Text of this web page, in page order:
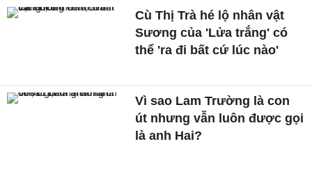
Cù Thị Trà hé lộ nhân vật
Sương của 'Lửa trắng' có
thể 'ra đi bất cứ lúc nào'
Vì sao Lam Trường là con
út nhưng vẫn luôn được gọi
là anh Hai?